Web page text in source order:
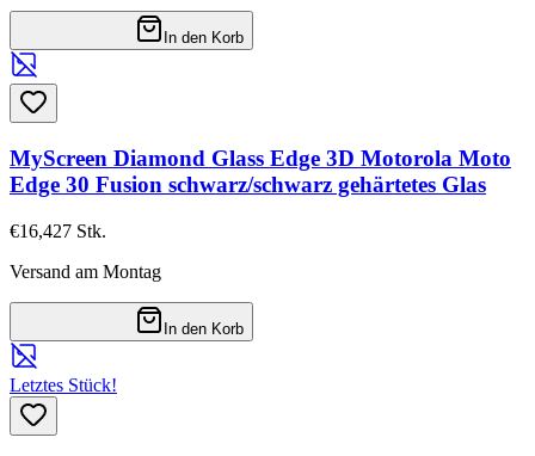
In den Korb
MyScreen Diamond Glass Edge 3D Motorola Moto
Edge 30 Fusion schwarz/schwarz gehärtetes Glas
€16,427 Stk.
Versand am Montag
In den Korb
Letztes Stück!